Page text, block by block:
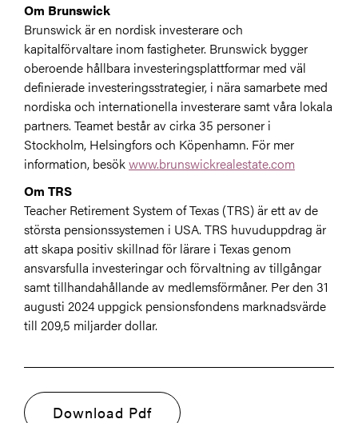
Om Brunswick
Brunswickär en nordisk investerare och
kapitalförvaltare inom fastigheter. Brunswick bygger
oberoende hållbara investeringsplattformar med väl
definierade investeringsstrategier, i nära samarbete med
nordiska och internationella investerare samt våra lokala
partners. Teamet består av cirka 35 personer i
Stockholm, Helsingfors och Köpenhamn. För mer
information, besökwww.brunswickrealestate.com
Om TRS
Teacher Retirement System of Texas (TRS) är ett av de
största pensionssystemen i USA. TRS huvuduppdrag är
att skapa positiv skillnad för lärare i Texas genom
ansvarsfulla investeringar och förvaltning av tillgångar
samt tillhandahållande av medlemsförmåner. Per den 31
augusti 2024 uppgick pensionsfondens marknadsvärde
till 209,5 miljarder dollar.
Download Pdf